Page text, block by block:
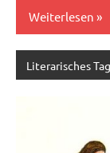
Weiterlesen
Literarisches